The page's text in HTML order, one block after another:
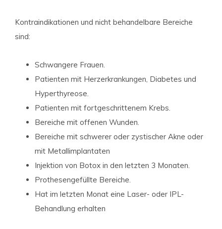
Kontraindikationen und nicht behandelbare Bereiche
sind:
Schwangere Frauen.
Patienten mit Herzerkrankungen, Diabetes und
Hyperthyreose.
Patienten mit fortgeschrittenem Krebs.
Bereiche mit offenen Wunden.
Bereiche mit schwerer oder zystischer Akne oder
mit Metallimplantaten
Injektion von Botox in den letzten 3 Monaten.
Prothesengefüllte Bereiche.
Hat im letzten Monat eine Laser- oder IPL-
Behandlung erhalten